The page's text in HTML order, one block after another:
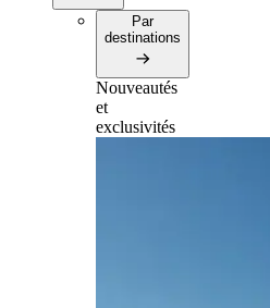
Par
destinations
Nouveautés
et
exclusivités